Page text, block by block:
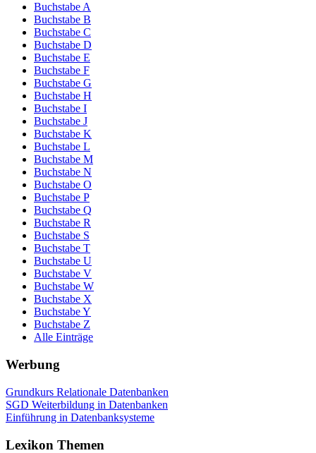
Buchstabe A
Buchstabe B
Buchstabe C
Buchstabe D
Buchstabe E
Buchstabe F
Buchstabe G
Buchstabe H
Buchstabe I
Buchstabe J
Buchstabe K
Buchstabe L
Buchstabe M
Buchstabe N
Buchstabe O
Buchstabe P
Buchstabe Q
Buchstabe R
Buchstabe S
Buchstabe T
Buchstabe U
Buchstabe V
Buchstabe W
Buchstabe X
Buchstabe Y
Buchstabe Z
Alle Einträge
Werbung
Grundkurs Relationale Datenbanken
SGD Weiterbildung in Datenbanken
Einführung in Datenbanksysteme
Lexikon Themen